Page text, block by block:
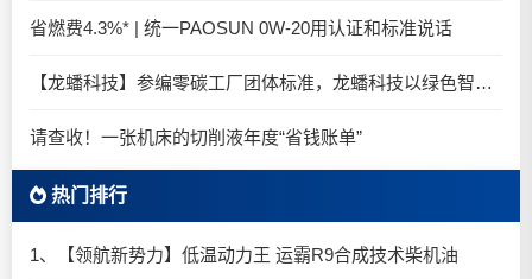
省燃费4.3%* | 统一PAOSUN 0W-20用认证和标准说话
【龙蟠科技】参编零碳工厂团体标准，龙蟠科技以绿色智造锚定零碳未来
请查收！一张机床的切削液年度“省钱账单”
热门排行
1、【领航新势力】低温动力王 运霸R9合成技术柴机油